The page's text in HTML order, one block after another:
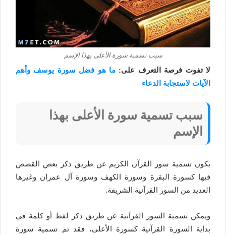
سبب تسمية سورة الأعلى بهذا الإسم
لا تفوت فرصة التعرف على: ما هو فضل سورة يوسف وأهم
الآيات لاستجابة الدعاء
سبب تسمية سورة الأعلى بهذا
الإسم
يكون تسمية سور القرآن الكريم عن طريق ذكر بعض القصص
فيها كسورة البقرة وسورة الكهف وسورة آل عمران وغيرها
العديد من السور القرآنية الشريفة.
ويمكن تسمية السور القرآنية عن طريق ذكر لفظ أو كلمة في
بداية السورة القرآنية كسورة الأعلى، فقد تم تسمية سورة